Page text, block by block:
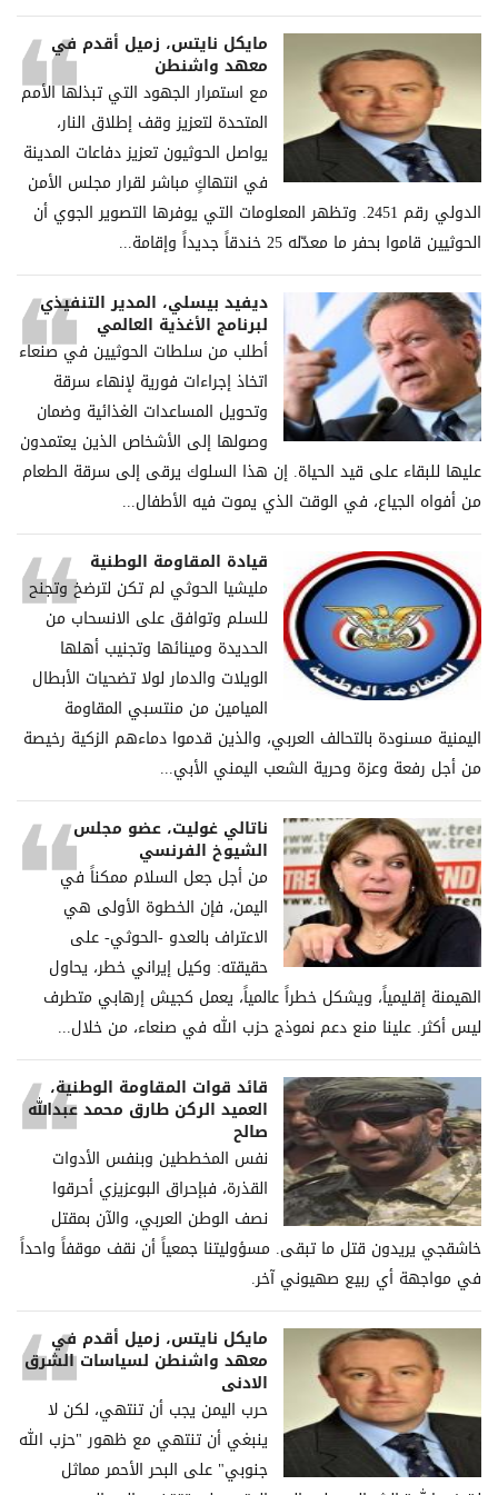
مايكل نايتس، زميل أقدم في
معهد واشنطن
مع استمرار الجهود التي تبذلها الأمم
المتحدة لتعزيز وقف إطلاق النار،
يواصل الحوثيون تعزيز دفاعات المدينة
في انتهاكٍ مباشر لقرار مجلس الأمن
الدولي رقم 2451. وتظهر المعلومات التي يوفرها التصوير الجوي أن
الحوثيين قاموا بحفر ما معدّله 25 خندقاً جديداً وإقامة...
ديفيد بيسلي، المدير التنفيذي
لبرنامج الأغذية العالمي
أطلب من سلطات الحوثيين في صنعاء
اتخاذ إجراءات فورية لإنهاء سرقة
وتحويل المساعدات الغذائية وضمان
وصولها إلى الأشخاص الذين يعتمدون
عليها للبقاء على قيد الحياة. إن هذا السلوك يرقى إلى سرقة الطعام
من أفواه الجياع، في الوقت الذي يموت فيه الأطفال...
قيادة المقاومة الوطنية
مليشيا الحوثي لم تكن لترضخ وتجنح
للسلم وتوافق على الانسحاب من
الحديدة ومينائها وتجنيب أهلها
الويلات والدمار لولا تضحيات الأبطال
الميامين من منتسبي المقاومة
اليمنية مسنودة بالتحالف العربي، والذين قدموا دماءهم الزكية رخيصة
من أجل رفعة وعزة وحرية الشعب اليمني الأبي...
ناتالي غوليت، عضو مجلس
الشيوخ الفرنسي
من أجل جعل السلام ممكناً في
اليمن، فإن الخطوة الأولى هي
الاعتراف بالعدو -الحوثي- على
حقيقته: وكيل إيراني خطر، يحاول
الهيمنة إقليمياً، ويشكل خطراً عالمياً، يعمل كجيش إرهابي متطرف
ليس أكثر. علينا منع دعم نموذج حزب الله في صنعاء، من خلال...
قائد قوات المقاومة الوطنية،
العميد الركن طارق محمد عبدالله
صالح
نفس المخططين وبنفس الأدوات
القذرة، فبإحراق البوعزيزي أحرقوا
نصف الوطن العربي، والآن بمقتل
خاشقجي يريدون قتل ما تبقى. مسؤوليتنا جمعياً أن نقف موقفاً واحداً
في مواجهة أي ربيع صهيوني آخر.
مايكل نايتس، زميل أقدم في
معهد واشنطن لسياسات الشرق
الادنى
حرب اليمن يجب أن تنتهي، لكن لا
ينبغي أن تنتهي مع ظهور "حزب الله
جنوبي" على البحر الأحمر مماثل